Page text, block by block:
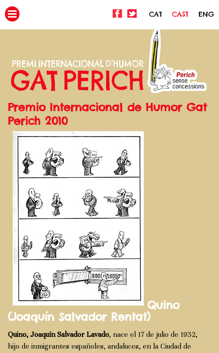
CAT CAST ENG
Premio Internacional de Humor Gat
Perich 2010
Quino
(Joaquín Salvador Rentat)
Quino, Joaquín Salvador Lavado, nace el 17 de julio de 1932,
hijo de inmigrantes españoles, andaluces, en la Ciudad de